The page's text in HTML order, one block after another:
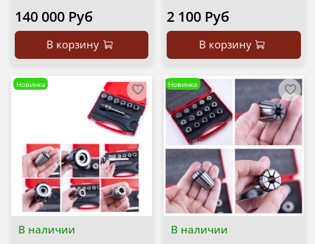
140 000 Руб
В корзину
2 100 Руб
В корзину
В наличии
Новинка
В наличии
Новинка